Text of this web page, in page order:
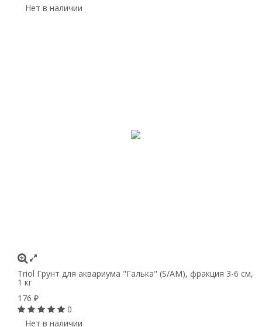
Нет в наличии
Triol Грунт для аквариума "Галька" (S/AM), фракция 3-6 см,
1 кг
176 ₽
0
Нет в наличии